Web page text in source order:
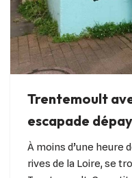
Trentemoult
escapade
À moins d’une heure
rives de la Loire, se